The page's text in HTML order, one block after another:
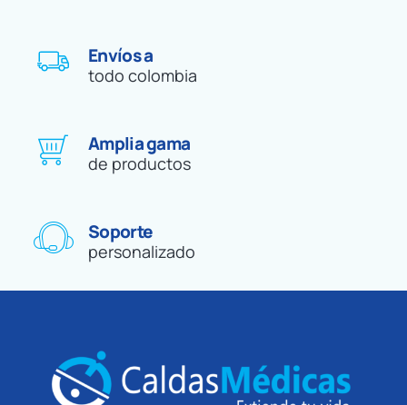
Envíos a
todo colombia
Amplia gama
de productos
Soporte
personalizado